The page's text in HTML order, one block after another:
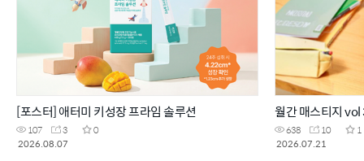
[포스터] 애터미 키성장 프라임 솔루션
107 3
0
2026.08.07
월간 매스티지
638 10
1
2026.07.21